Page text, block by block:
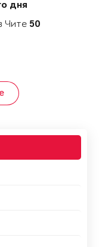
дня
Чите 50